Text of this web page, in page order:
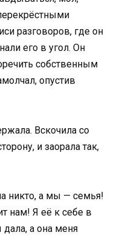
разговоров, где он
его в угол. Он
собственным
опустив
Вскочила со
и заорала так,
никто, а мы — семья!
нам! Я её к себе в
а она меня